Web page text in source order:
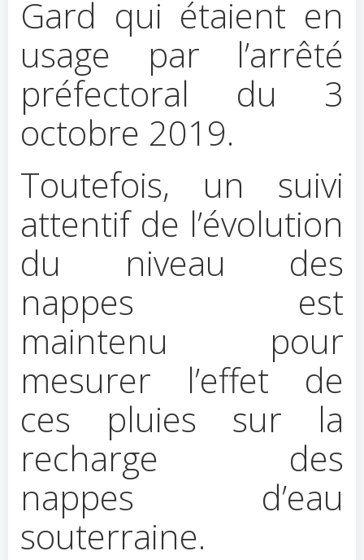
Gard qui étaient en
usage par l’arrêté
préfectoral du 3
octobre 2019.
Toutefois, un suivi
attentif de l’évolution
du niveau des
nappes est
maintenu pour
mesurer l’effet de
ces pluies sur la
recharge des
nappes d’eau
souterraine.